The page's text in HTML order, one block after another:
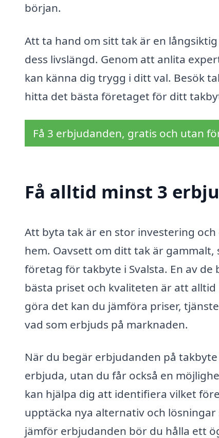
början.
Att ta hand om sitt tak är en
dess livslängd. Genom att anlita
kan känna dig trygg i ditt val. Besök
hitta det bästa företaget för ditt
Få 3 erbjudanden, gratis och utan
Få alltid minst 3
Att byta tak är en stor investering
hem. Oavsett om ditt tak är
företag för takbyte i Svalsta. En av
bästa priset och kvaliteten är att
göra det kan du jämföra priser,
vad som erbjuds på marknaden.
När du begär erbjudanden på
erbjuda, utan du får också en
kan hjälpa dig att identifiera vilket
upptäcka nya alternativ och
jämför erbjudanden bör du hålla ett